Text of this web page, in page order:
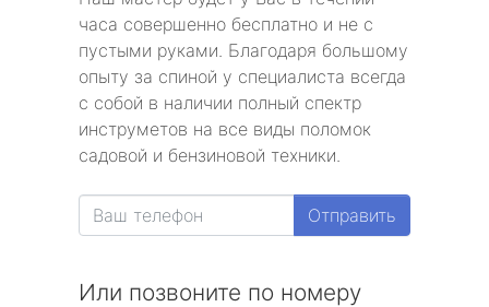
часа совершенно бесплатно и не с
пустыми руками. Благодаря большому
опыту за спиной у специалиста всегда
с собой в наличии полный спектр
инструметов на все виды поломок
садовой и бензиновой техники.
Отправить
Или позвоните по номеру